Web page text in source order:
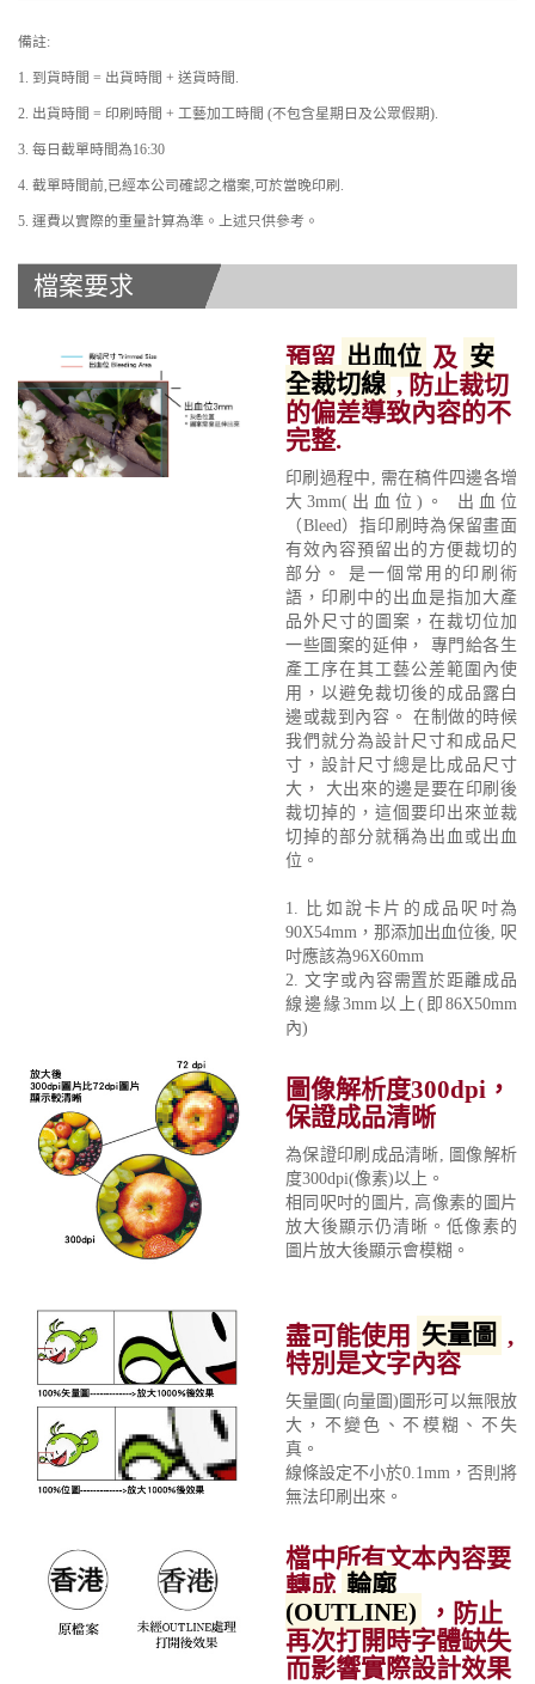
備註:
1. 到貨時間 = 出貨時間 + 送貨時間.
2. 出貨時間 = 印刷時間 + 工藝加工時間 (不包含星期日及公眾假期).
3. 每日截單時間為16:30
4. 截單時間前,已經本公司確認之檔案,可於當晚印刷.
5. 運費以實際的重量計算為準。上述只供參考。
檔案要求
預留 出血位 及 安
全裁切線, 防止裁切
的偏差導致內容的不
完整.
印刷過程中, 需在稿件四邊各增
大3mm(出血位)。 出血位
（Bleed）指印刷時為保留畫面
有效內容預留出的方便裁切的
部分。 是一個常用的印刷術
語，印刷中的出血是指加大產
品外尺寸的圖案，在裁切位加
一些圖案的延伸， 專門給各生
產工序在其工藝公差範圍內使
用，以避免裁切後的成品露白
邊或裁到內容。 在制做的時候
我們就分為設計尺寸和成品尺
寸，設計尺寸總是比成品尺寸
大， 大出來的邊是要在印刷後
裁切掉的，這個要印出來並裁
切掉的部分就稱為出血或出血
位。
1. 比如說卡片的成品呎吋為
90X54mm，那添加出血位後, 呎
吋應該為96X60mm
2. 文字或內容需置於距離成品
線邊緣3mm以上(即86X50mm
內)
圖像解析度300dpi，
保證成品清晰
為保證印刷成品清晰, 圖像解析
度300dpi(像素)以上。
相同呎吋的圖片, 高像素的圖片
放大後顯示仍清晰。低像素的
圖片放大後顯示會模糊。
盡可能使用 矢量圖 ,
特別是文字內容
矢量圖(向量圖)圖形可以無限放
大，不變色、不模糊、不失
真。
線條設定不小於0.1mm，否則將
無法印刷出來。
檔中所有文本內容要
轉成 輪廓
(OUTLINE)
，防止
再次打開時字體缺失
而影響實際設計效果